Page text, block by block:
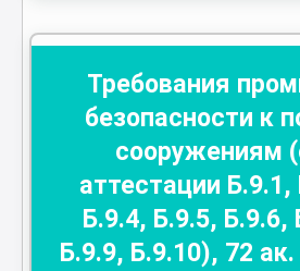
Требования
безопасности к
сооружениям
аттестации Б.9.1,
Б.9.4, Б.9.5, Б.9.6,
Б.9.9, Б.9.10), 72 ак.